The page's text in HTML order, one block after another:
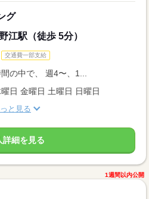
グ
江駅（徒歩 5分）
交通費一部支給
の中で、 週4〜、1...
日 金曜日 土曜日 日曜日
と見る
詳細を見る
1週間以内公開